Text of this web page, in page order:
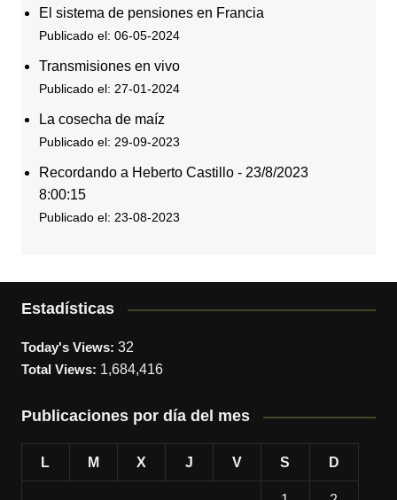
El sistema de pensiones en Francia
Publicado el: 06-05-2024
Transmisiones en vivo
Publicado el: 27-01-2024
La cosecha de maíz
Publicado el: 29-09-2023
Recordando a Heberto Castillo - 23/8/2023
8:00:15
Publicado el: 23-08-2023
Estadísticas
Today's Views: 32
Total Views: 1,684,416
Publicaciones por día del mes
L M X J V S D